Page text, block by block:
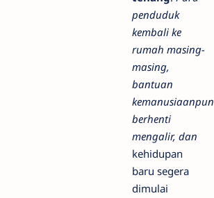
penduduk
kembali ke
rumah masing-
masing,
bantuan
kemanusiaanpun
berhenti
mengalir, dan
kehidupan
baru segera
dimulai